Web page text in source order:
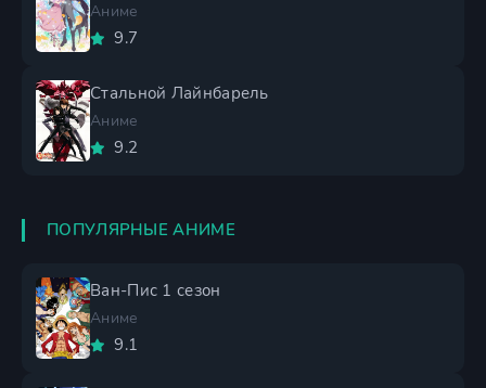
Аниме
9.7
Стальной Лайнбарель
Аниме
9.2
ПОПУЛЯРНЫЕ АНИМЕ
Ван-Пис 1 сезон
Аниме
9.1